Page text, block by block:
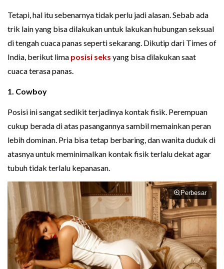
Tetapi, hal itu sebenarnya tidak perlu jadi alasan. Sebab ada
trik lain yang bisa dilakukan untuk lakukan hubungan seksual
di tengah cuaca panas seperti sekarang. Dikutip dari Times of
India, berikut lima posisi seks yang bisa dilakukan saat
cuaca terasa panas.
1. Cowboy
Posisi ini sangat sedikit terjadinya kontak fisik. Perempuan
cukup berada di atas pasangannya sambil memainkan peran
lebih dominan. Pria bisa tetap berbaring, dan wanita duduk di
atasnya untuk meminimalkan kontak fisik terlalu dekat agar
tubuh tidak terlalu kepanasan.
Perbesar